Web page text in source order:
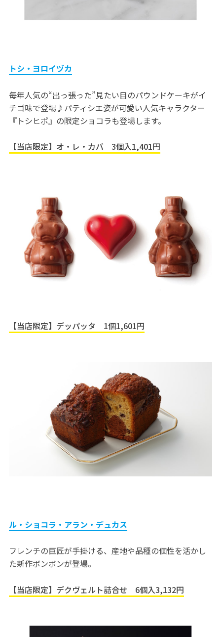
トシ・ヨロイヅカ
毎年人気の“出っ張った”見たい目のパウンドケーキがイ
チゴ味で登場♪パティシエ姿が可愛い人気キャラクター
『トシヒポ』の限定ショコラも登場します。
【当店限定】オ・レ・カバ 3個入1,401円
【当店限定】デッパッタ 1個1,601円
ル・ショコラ・アラン・デュカス
フレンチの巨匠が手掛ける、産地や品種の個性を活かし
た新作ボンボンが登場。
【当店限定】デクヴェルト詰合せ 6個入3,132円